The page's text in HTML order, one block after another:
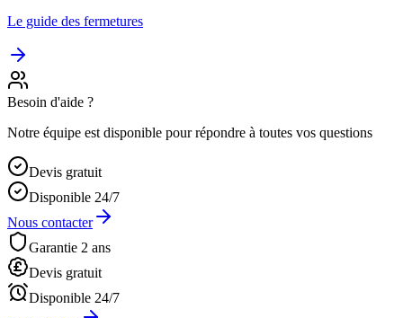
Le guide des fermetures
Besoin d'aide ?
Notre équipe est disponible pour répondre à toutes vos questions
Devis gratuit
Disponible 24/7
Nous contacter
Garantie 2 ans
Devis gratuit
Disponible 24/7